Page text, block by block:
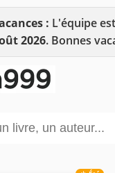
: L'équipe
2026. Bonnes